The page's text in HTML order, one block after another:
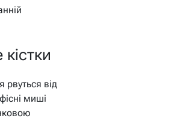
рвуться від
миші